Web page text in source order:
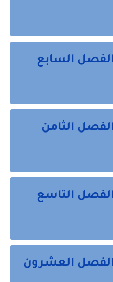
الفصل السابع
الثامن
الفصل التاسع
الفصل العشرون